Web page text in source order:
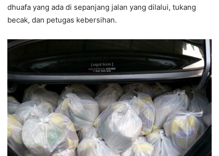
dhuafa yang ada di sepanjang jalan yang dilalui, tukang
becak, dan petugas kebersihan.